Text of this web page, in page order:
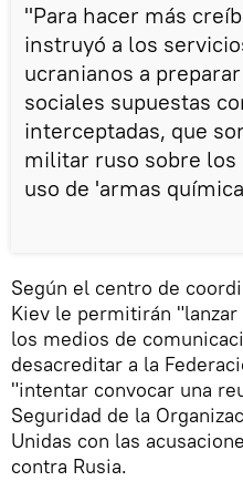
"Para hacer más
instruyó a los
ucranianos a
sociales supuestas
interceptadas, que
militar ruso sobre los
uso de 'armas
Según el centro de
Kiev le permitirán
los medios de
desacreditar a la
"intentar convocar una
Seguridad de la
Unidas con las
contra Rusia.